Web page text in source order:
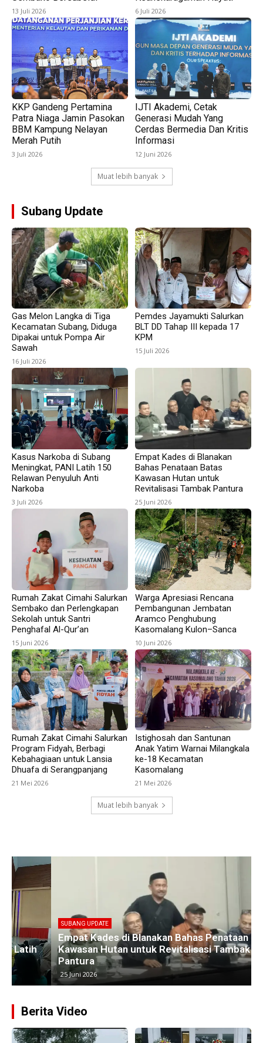
SUBANG UPDATE
Empat Kades di Blanakan Bahas Penataan Batas
Kawasan Hutan untuk Revitalisasi Tambak
Pantura
25 Juni 2026
Berita Video
13 Juli 2026 6 Juli 2026
KKP Gandeng Pertamina
Patra Niaga Jamin Pasokan
BBM Kampung Nelayan
Merah Putih
3 Juli 2026
IJTI Akademi, Cetak
Generasi Mudah Yang
Cerdas Bermedia Dan Kritis
Informasi
12 Juni 2026
Muat lebih banyak
Subang Update
Gas Melon Langka di Tiga
Kecamatan Subang, Diduga
Dipakai untuk Pompa Air
Sawah
16 Juli 2026
Pemdes Jayamukti Salurkan
BLT DD Tahap III kepada 17
KPM
15 Juli 2026
Kasus Narkoba di Subang
Meningkat, PANI Latih 150
Relawan Penyuluh Anti
Narkoba
3 Juli 2026
Empat Kades di Blanakan
Bahas Penataan Batas
Kawasan Hutan untuk
Revitalisasi Tambak Pantura
25 Juni 2026
Rumah Zakat Cimahi Salurkan
Sembako dan Perlengkapan
Sekolah untuk Santri
Penghafal Al-Qur’an
15 Juni 2026
Warga Apresiasi Rencana
Pembangunan Jembatan
Aramco Penghubung
Kasomalang Kulon–Sanca
10 Juni 2026
Rumah Zakat Cimahi Salurkan
Program Fidyah, Berbagi
Kebahagiaan untuk Lansia
Dhuafa di Serangpanjang
21 Mei 2026
Istighosah dan Santunan
Anak Yatim Warnai Milangkala
ke-18 Kecamatan
Kasomalang
21 Mei 2026
Muat lebih banyak